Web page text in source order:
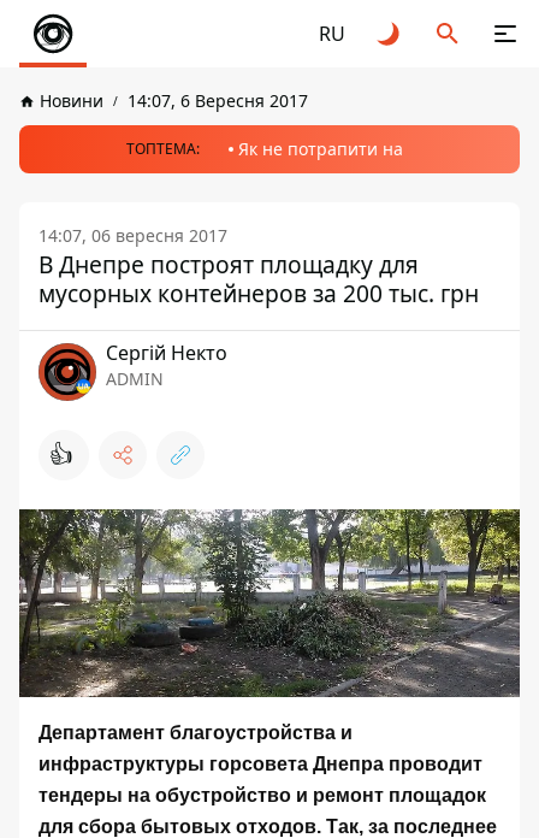
RU
Новини 14:07, 6 Вересня 2017
ТОПТЕМА: Як не потрапити на
14:07, 06 вересня 2017
В Днепре построят площадку для
мусорных контейнеров за 200 тыс. грн
Сергій Некто
ADMIN
👍
Департамент благоустройства и
инфраструктуры горсовета Днепра проводит
тендеры на обустройство и ремонт площадок
для сбора бытовых отходов. Так, за последнее